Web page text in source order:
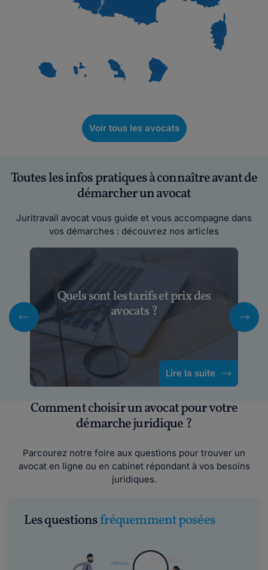
Voir tous les avocats
Toutes les infos pratiques à connaître avant de
démarcher un avocat
Juritravail avocat vous guide et vous accompagne dans
vos démarches : découvrez nos articles
Quels sont les tarifs et prix des
avocats ?
Lire la suite
Comment choisir un avocat pour votre
démarche juridique ?
Parcourez notre foire aux questions pour trouver un
avocat en ligne ou en cabinet répondant à vos besoins
juridiques.
Les questionsfréquemment posées